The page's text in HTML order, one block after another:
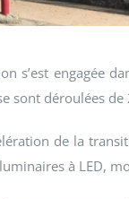
s’est engagée
sont déroulées
de la
à LED,